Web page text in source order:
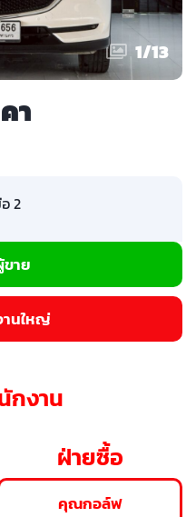
1/13
า
2
าย
นใหญ่
งาน
ฝ่ายซื้อ
คุณกอล์ฟ